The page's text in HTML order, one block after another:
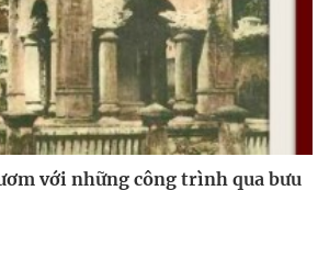
với những công trình qua bưu